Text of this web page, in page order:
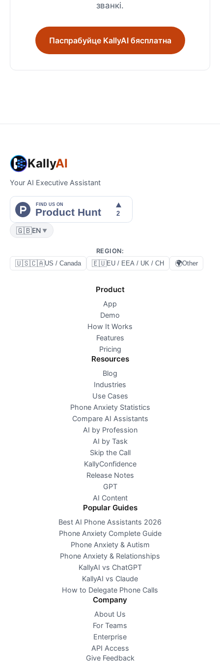
званкі.
Паспрабуйце KallyAI бясплатна
KallyAI
Your AI Executive Assistant
🇬🇧EN ▼
REGION:
🇺🇸🇨🇦US / Canada 🇪🇺EU / EEA / UK / CH 🌍Other
Product
App
Demo
How It Works
Features
Pricing
Resources
Blog
Industries
Use Cases
Phone Anxiety Statistics
Compare AI Assistants
AI by Profession
AI by Task
Skip the Call
KallyConfidence
Release Notes
GPT
AI Content
Popular Guides
Best AI Phone Assistants 2026
Phone Anxiety Complete Guide
Phone Anxiety & Autism
Phone Anxiety & Relationships
KallyAI vs ChatGPT
KallyAI vs Claude
How to Delegate Phone Calls
Company
About Us
For Teams
Enterprise
API Access
Give Feedback